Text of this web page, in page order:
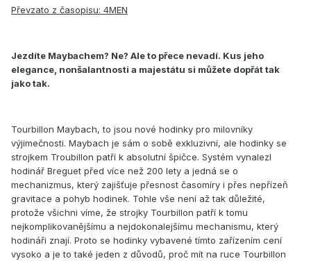
Převzato z časopisu: 4MEN
Jezdíte Maybachem? Ne? Ale to přece nevadí. Kus jeho
elegance, nonšalantnosti a majestátu si můžete dopřát tak
jako tak.
Tourbillon Maybach, to jsou nové hodinky pro milovníky
výjimečnosti. Maybach je sám o sobě exkluzivní, ale hodinky se
strojkem Troubillon patří k absolutní špičce. Systém vynalezl
hodinář Breguet před více než 200 lety a jedná se o
mechanizmus, který zajišťuje přesnost časomíry i přes nepřízeň
gravitace a pohyb hodinek. Tohle vše není až tak důležité,
protože všichni víme, že strojky Tourbillon patří k tomu
nejkomplikovanějšímu a nejdokonalejšímu mechanismu, který
hodináři znají. Proto se hodinky vybavené tímto zařízením cení
vysoko a je to také jeden z důvodů, proč mít na ruce Tourbillon